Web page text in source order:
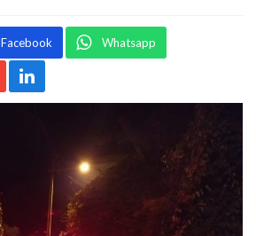
Facebook Whatsapp